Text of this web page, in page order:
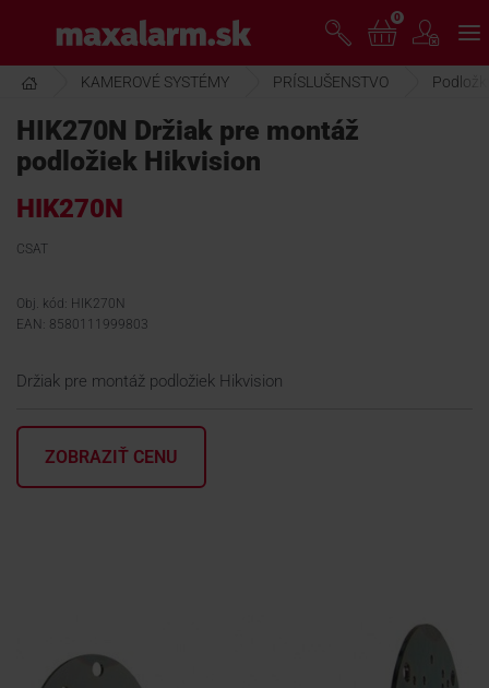
hlavnému
obsahu
www.maxalarm.sk
AKCIA MESIACA
PRODUKTY
SPOLOČNOSŤ
ŠKOLENIE
PODPORA
0
KAMEROVÉ SYSTÉMY PRÍSLUŠENSTVO
HIK270N Držiak pre montáž
podložiek Hikvision
HIK270N
CSAT
Obj. kód: HIK270N
EAN: 8580111999803
Držiak pre montáž podložiek Hikvision
ZOBRAZIŤ CENU